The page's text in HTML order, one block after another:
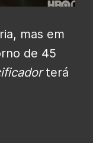
mas em
de 45
terá